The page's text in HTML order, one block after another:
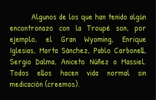
Algunos de los que han tenido algún
encontronazo con la Troupé son, por
ejemplo, el Gran Wyoming, Enrique
Iglesias, Marta Sánchez, Pablo Carbonell,
Sergio Dalma, Aniceto Núñez o Massiel.
Todos ellos hacen vida normal sin
medicación (creemos).